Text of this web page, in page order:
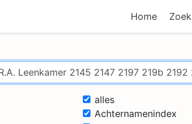
Home Zoek
alles
Achternamenindex